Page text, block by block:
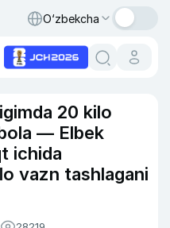
O‘zbekcha
20 kilo
— Elbek
ichida
vazn tashlagani